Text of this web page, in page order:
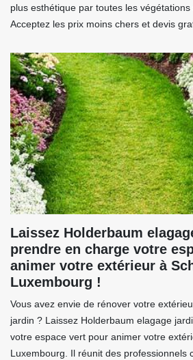
plus esthétique par toutes les
Acceptez les prix moins chers et devis
Laissez Holderbaum
prendre en charge votre
animer votre extérieur à
Luxembourg !
Vous avez envie de rénover votre
jardin ? Laissez Holderbaum elagage
votre espace vert pour animer votre
Luxembourg. Il réunit des professionnels